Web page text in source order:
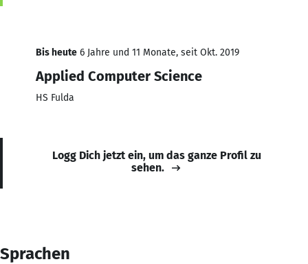
Bis heute 6 Jahre und 11 Monate, seit Okt. 2019
Applied Computer Science
HS Fulda
Logg Dich jetzt ein, um das ganze Profil zu
sehen.
Sprachen